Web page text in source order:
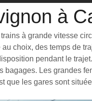
à
à grande vitesse
choix, des temps de
pendant le
Les grandes
que les gares sont